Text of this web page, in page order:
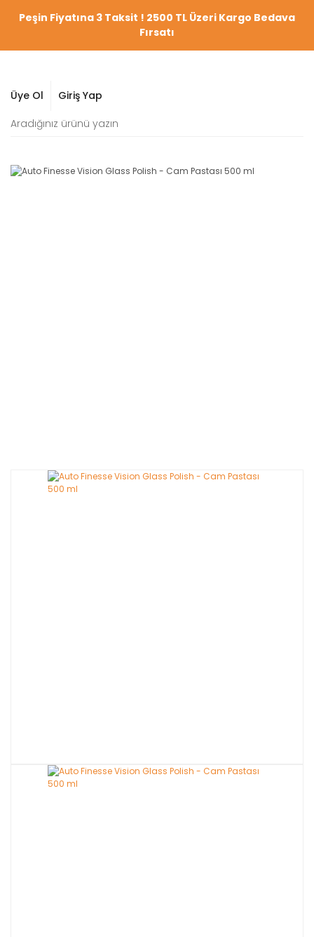
Peşin Fiyatına 3 Taksit ! 2500 TL Üzeri Kargo Bedava
Fırsatı
Üye Ol Giriş Yap